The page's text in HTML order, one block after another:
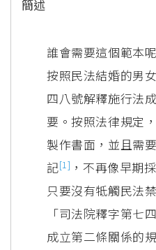
簡述
誰會需要這個範本
按照民法結婚的男
四八號解釋施行法
要。按照法律規定
製作書面，並且需
記[1] ，不再像早期
只要沒有牴觸民法
「司法院釋字第七
成立第二條關係的